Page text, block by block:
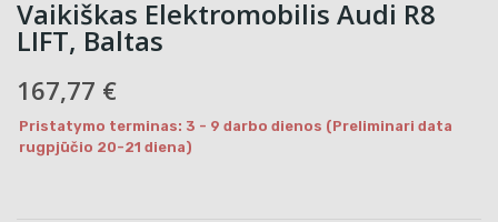
Vaikiškas Elektromobilis Audi R8
LIFT, Baltas
167,77 €
Pristatymo terminas: 3 - 9 darbo dienos (Preliminari data
rugpjūčio 20-21 diena)